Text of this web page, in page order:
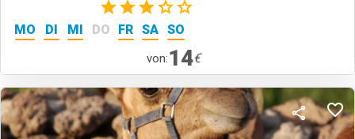
(2)
MO DI MI DO FR SA SO
von:14€